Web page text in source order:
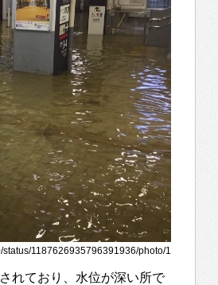
1187626935796391936/photo/1
れており、水位が深い所で